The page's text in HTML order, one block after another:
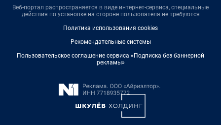
Веб-портал распространяется в виде интернет-сервиса, специальные
действия по установке на стороне пользователя не требуются
Политика использования cookies
Рекомендательные системы
Пользовательское соглашение сервиса «Подписка без баннерной
рекламы»